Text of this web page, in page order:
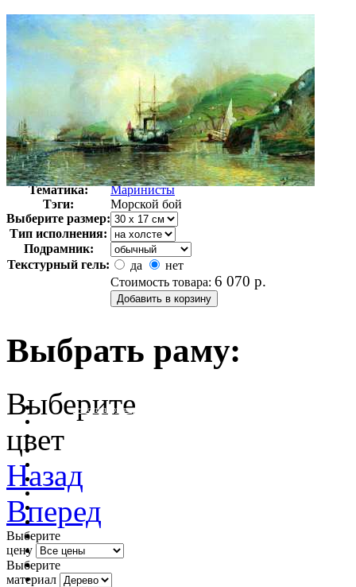
Автор:
Боголюбов Алексей Петрович
Арт-стиль
Русская живопись XIX века
Тематика:
Маринисты
Тэги:
Морской бой
Выберите размер:
Тип исполнения:
Подрамник:
Текстурный гель:
да
нет
Стоимость товара: 6 070 р.
Выбрать раму:
очистить фильтр цвета
Выберите
цвет
Назад
Вперед
Выберите
цену
Выберите
материал